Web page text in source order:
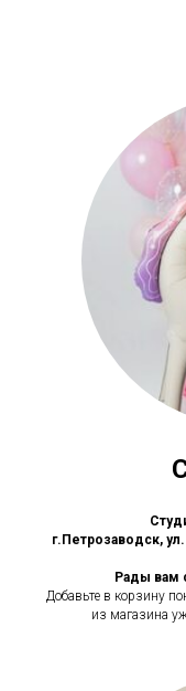
г.Петрозаводск,
Рады вам
Добавьте в корзину
из магазина